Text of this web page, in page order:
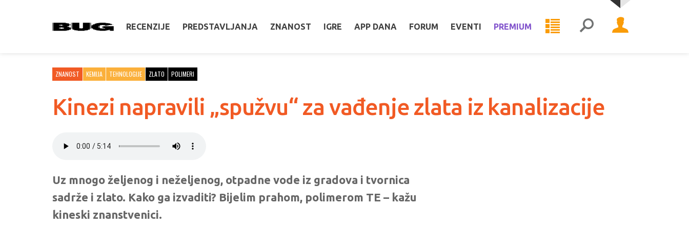
RECENZIJE PREDSTAVLJANJA ZNANOST IGRE APP DANA FORUM EVENTI PREMIUM
ZNANOST KEMIJA TEHNOLOGIJE ZLATO POLIMERI
Kinezi napravili „spužvu“ za vađenje zlata iz kanalizacije
Uz mnogo željenog i neželjenog, otpadne vode iz gradova i tvornica
sadrže i zlato. Kako ga izvaditi? Bijelim prahom, polimerom TE – kažu
kineski znanstvenici.